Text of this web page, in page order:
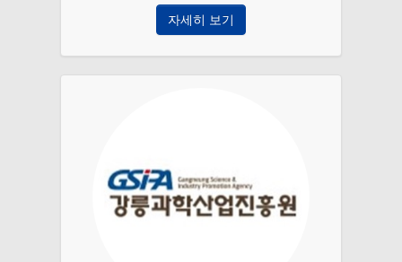
자세히 보기